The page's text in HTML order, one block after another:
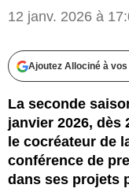
12 janv. 2026 à
Ajoutez Allociné à
La seconde
janvier 2026, dès
le cocréateur de
conférence de
dans ses projets